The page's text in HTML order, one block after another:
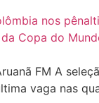
FM A
vaga nas